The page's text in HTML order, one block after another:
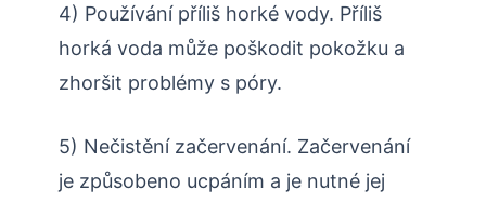
4) Používání příliš horké vody. Příliš
horká voda může poškodit pokožku a
zhoršit problémy s póry.
5) Nečistění začervenání. Začervenání
je způsobeno ucpáním a je nutné jej